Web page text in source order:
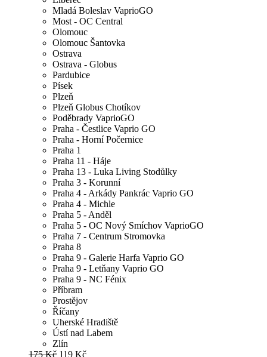
Mladá Boleslav VaprioGO
Most - OC Central
Olomouc
Olomouc Šantovka
Ostrava
Ostrava - Globus
Pardubice
Písek
Plzeň
Plzeň Globus Chotíkov
Poděbrady VaprioGO
Praha - Čestlice Vaprio GO
Praha - Horní Počernice
Praha 1
Praha 11 - Háje
Praha 13 - Luka Living Stodůlky
Praha 3 - Korunní
Praha 4 - Arkády Pankrác Vaprio GO
Praha 4 - Michle
Praha 5 - Anděl
Praha 5 - OC Nový Smíchov VaprioGO
Praha 7 - Centrum Stromovka
Praha 8
Praha 9 - Galerie Harfa Vaprio GO
Praha 9 - Letňany Vaprio GO
Praha 9 - NC Fénix
Příbram
Prostějov
Říčany
Uherské Hradiště
Ústí nad Labem
Zlín
175 Kč 119 Kč